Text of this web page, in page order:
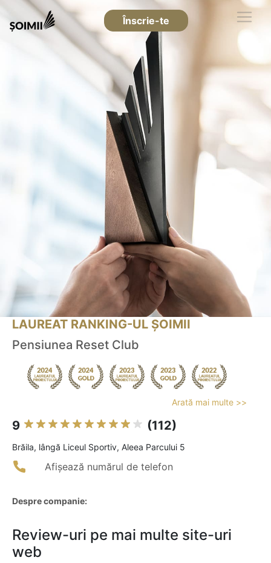
Înscrie-te
LAUREAT RANKING-UL ȘOIMII
Pensiunea Reset Club
Arată mai multe >>
9 (112)
Brăila, lângă Liceul Sportiv, Aleea Parcului 5
Afișează numărul de telefon
Despre companie:
Review-uri pe mai multe site-uri
web